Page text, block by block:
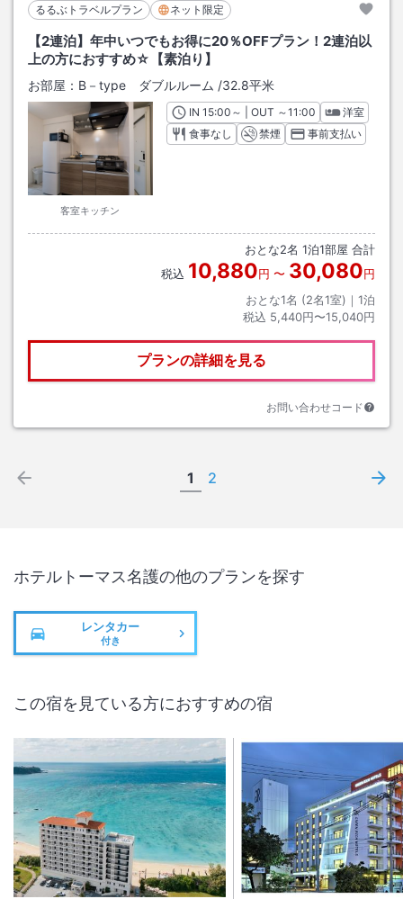
るるぶトラベルプラン ネット限定
【2連泊】年中いつでもお得に20％OFFプラン！2連泊以
上の方におすすめ☆【素泊り】
お部屋： B－type ダブルルーム /32.8平米
客室キッチン
INチェックイン
15:00 ～ | OUT チェックアウト
～11:00
洋室
食事なし
禁煙 事前支払い
おとな2名 1泊1部屋 合計
税込 10,880円 〜 30,080円
おとな1名 (2名1室)｜ 1泊
税込 5,440円〜15,040円
プランの詳細を見る
お問い合わせコード
1 2
ホテルトーマス名護の他のプランを探す
レンタカー
付き
この宿を見ている方におすすめの宿